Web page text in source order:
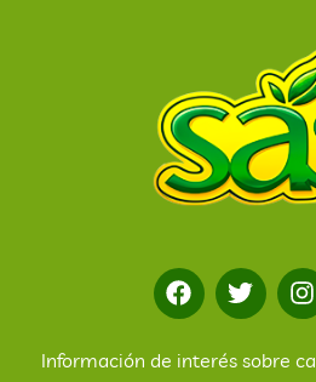
Información de interés sobre